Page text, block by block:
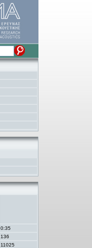
0:35
136
11025